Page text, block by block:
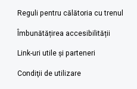
Reguli pentru călătoria cu trenul
Îmbunătățirea accesibilității
Link-uri utile şi parteneri
Condiţii de utilizare